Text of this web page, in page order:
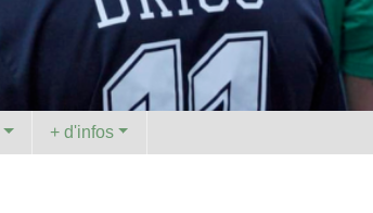
+ d'infos